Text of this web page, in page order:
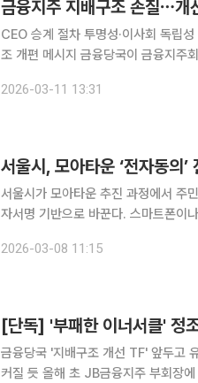
금융지주 지배구조 손질⋯개
CEO 승계 절차 투명성·이사회 독립
조 개편 메시지 금융당국이 금융지주회사 지배구조 개선안을 12일 공개한다. 당초 이달 말로 예정됐
2026-03-11 13:31
서울시, 모아타운 ‘전자동의
서울시가 모아타운 추진 과정에서 주
자서명 기반으로 바꾼다. 스마트폰이
제안 과정의 투명성과 신속성을 높이
2026-03-08 11:15
금융당국 '지배구조 개선 TF' 앞두고
커질 듯 올해 초 JB금융지주 부회장에 선임된 백종일 전 전북은행장이 취임 9일 만에 돌연 사임했